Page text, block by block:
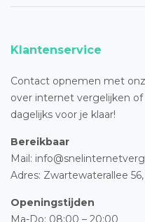
Klantenservice
Contact opnemen met
over internet vergelijken of
dagelijks voor je klaar!
Bereikbaar
Mail:
Adres: Zwartewaterallee 56,
Openingstijden
Ma-Do: 08:00 – 20:00